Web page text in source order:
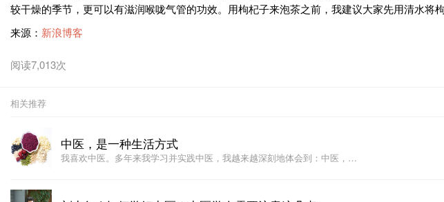
较干燥的季节，更可以有滋润喉咙气管的功效。用枸杞子来泡茶之前，我建议大家先用清水将
来源： 新浪博客
阅读7,013次
相关推荐
中医，是一种生活方式
我喜欢中医。多年来我学习并实践中医，我越来越深刻地体会到：中医，…